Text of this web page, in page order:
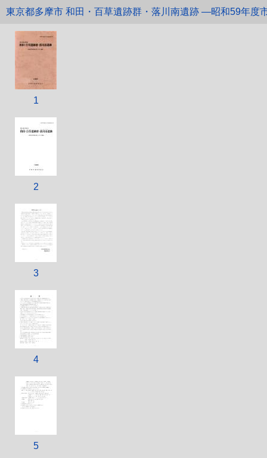
東京都多摩市 和田・百草遺跡群・落川南遺跡 ―昭和59年度
1
2
3
4
5